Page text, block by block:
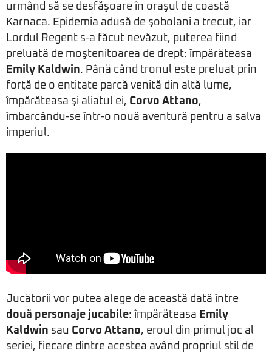
urmând să se desfăşoare în oraşul de coastă
Karnaca. Epidemia adusă de şobolani a trecut, iar
Lordul Regent s-a făcut nevăzut, puterea fiind
preluată de moştenitoarea de drept: împărăteasa
Emily Kaldwin. Până când tronul este preluat prin
forţă de o entitate parcă venită din altă lume,
împărăteasa şi aliatul ei, Corvo Attano,
îmbarcându-se într-o nouă aventură pentru a salva
imperiul.
Jucătorii vor putea alege de această dată între
două personaje jucabile: împărăteasa Emily
Kaldwin sau Corvo Attano, eroul din primul joc al
seriei, fiecare dintre acestea având propriul stil de